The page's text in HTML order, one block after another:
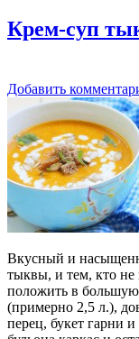
Крем-суп
Добавить
Вкусный и
тыквы, и тем, кто не
положить в
(примерно 2,5 л.),
перец, букет гарни